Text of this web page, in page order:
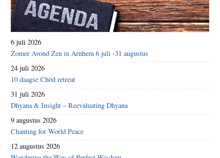
6 juli 2026
Zomer Avond Zen in Arnhem 6 juli -31 augustus
24 juli 2026
10 daagse Chöd retreat
31 juli 2026
Dhyana & Insight – Reevaluating Dhyana
9 augustus 2026
Chanting for World Peace
12 augustus 2026